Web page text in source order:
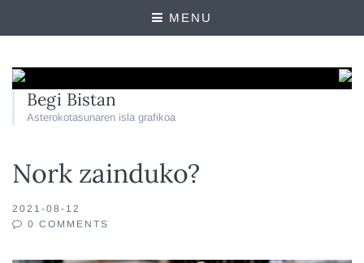
MENU
Begi Bistan
Asterokotasunaren isla grafikoa
Nork zainduko?
2021-08-12
0 COMMENTS